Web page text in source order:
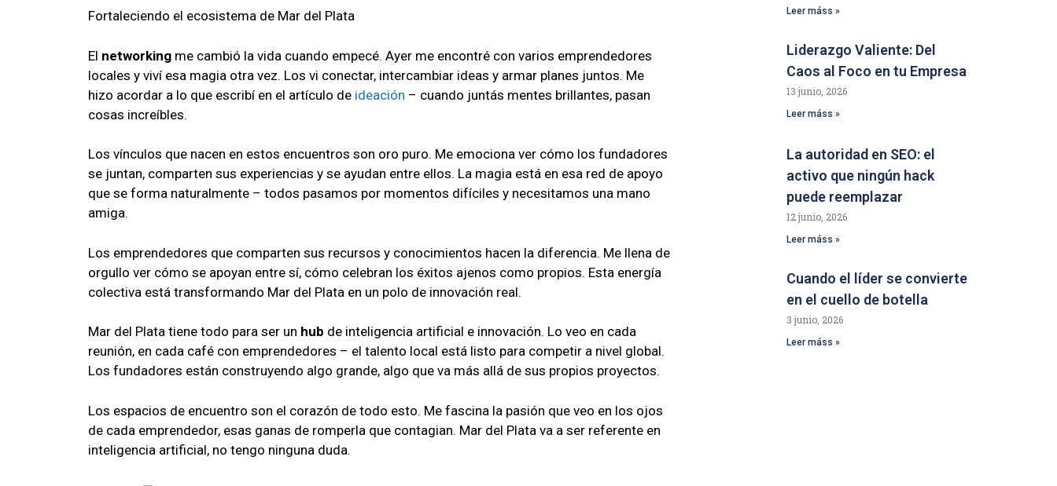
Fortaleciendo el ecosistema de Mar del Plata
El networking me cambió la vida cuando empecé. Ayer me encontré con varios emprendedores
locales y viví esa magia otra vez. Los vi conectar, intercambiar ideas y armar planes juntos. Me
hizo acordar a lo que escribí en el artículo de ideación – cuando juntás mentes brillantes, pasan
cosas increíbles.
Los vínculos que nacen en estos encuentros son oro puro. Me emociona ver cómo los fundadores
se juntan, comparten sus experiencias y se ayudan entre ellos. La magia está en esa red de apoyo
que se forma naturalmente – todos pasamos por momentos difíciles y necesitamos una mano
amiga.
Los emprendedores que comparten sus recursos y conocimientos hacen la diferencia. Me llena de
orgullo ver cómo se apoyan entre sí, cómo celebran los éxitos ajenos como propios. Esta energía
colectiva está transformando Mar del Plata en un polo de innovación real.
Mar del Plata tiene todo para ser un hub de inteligencia artificial e innovación. Lo veo en cada
reunión, en cada café con emprendedores – el talento local está listo para competir a nivel global.
Los fundadores están construyendo algo grande, algo que va más allá de sus propios proyectos.
Los espacios de encuentro son el corazón de todo esto. Me fascina la pasión que veo en los ojos
de cada emprendedor, esas ganas de romperla que contagian. Mar del Plata va a ser referente en
inteligencia artificial, no tengo ninguna duda.
Leer máss »
Liderazgo Valiente: Del
Caos al Foco en tu Empresa
13 junio, 2026
Leer máss »
La autoridad en SEO: el
activo que ningún hack
puede reemplazar
12 junio, 2026
Leer máss »
Cuando el líder se convierte
en el cuello de botella
3 junio, 2026
Leer máss »